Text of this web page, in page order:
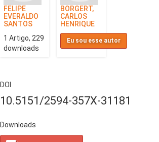
FELIPE
EVERALDO
SANTOS
1 Artigo, 229
downloads
BORGERT,
CARLOS
HENRIQUE
Eu sou esse autor
DOI
10.5151/2594-357X-31181
Downloads